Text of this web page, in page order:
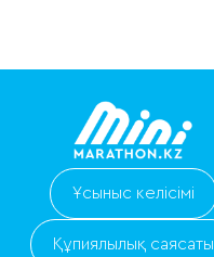
Ұсыныс келісімі
Құпиялылық саясаты